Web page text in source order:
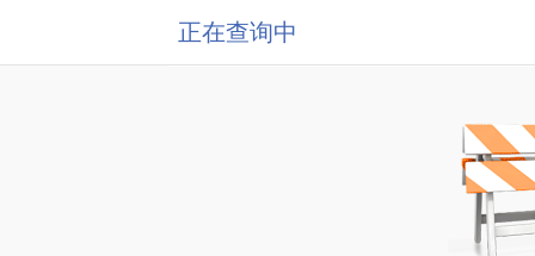
正在查询中